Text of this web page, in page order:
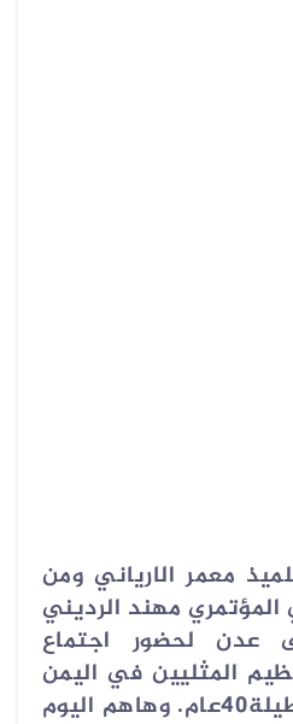
معمر الارياني ومن
مهند الرديني
عدن لحضور اجتماع
المثليين في اليمن
من خلال تنشئتهم طيلة40عام. وهاهم اليوم